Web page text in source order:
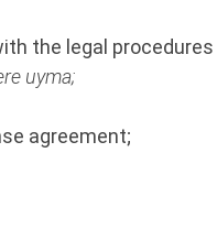
the legal
uyma;
agreement;